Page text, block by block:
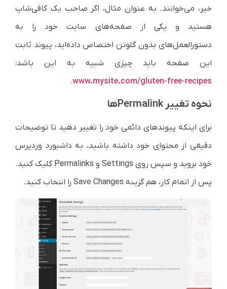
خیر، می‌خوانند. به عنوان مثال، اگر صاحب یک کافی‌شاپ
هستید و یکی از صفحه‌های سایت خود را به
دستورالعمل‌های بدون گلوتن اختصاص داده‌اید، پیوند ثابت
این صفحه باید چیزی شبیه به این باشد:
www.mysite.com/gluten-free-recipes
.
نحوه تغییر Permalinkها
برای اینکه پیوندهای دائمی خود را تغییر دهید تا توضیحات
دقیقی از محتوای خود داشته باشید، به داشبورد وردپرس
خود بروید و سپس روی Settings و Permalinks کلیک کنید.
پس از اتمام کار، هم گزینه Save Changes را انتخاب کنید.